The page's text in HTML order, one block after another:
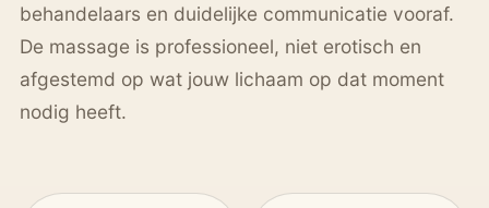
behandelaars en duidelijke communicatie vooraf.
De massage is professioneel, niet erotisch en
afgestemd op wat jouw lichaam op dat moment
nodig heeft.